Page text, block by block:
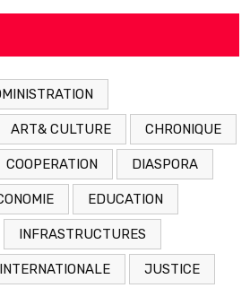
ART& CULTURE CHRONIQUE
COOPERATION DIASPORA
EDUCATION
INFRASTRUCTURES
INTERNATIONALE JUSTICE